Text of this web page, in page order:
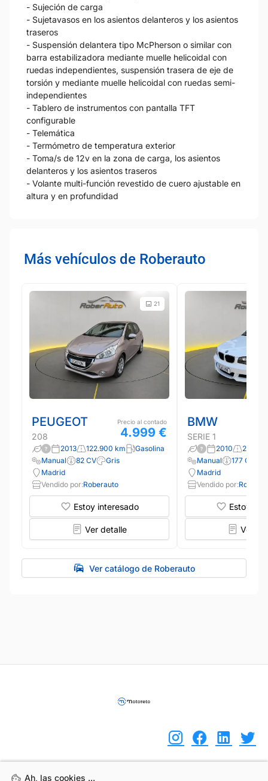
- Sujeción de carga
- Sujetavasos en los asientos delanteros y los asientos
traseros
- Suspensión delantera tipo McPherson o similar con
barra estabilizadora mediante muelle helicoidal con
ruedas independientes, suspensión trasera de eje de
torsión y mediante muelle helicoidal con ruedas semi-
independientes
- Tablero de instrumentos con pantalla TFT
configurable
- Telemática
- Termómetro de temperatura exterior
- Toma/s de 12v en la zona de carga, los asientos
delanteros y los asientos traseros
- Volante multi-función revestido de cuero ajustable en
altura y en profundidad
Más vehículos de Roberauto
21
PEUGEOT
208
Precio al contado
4.999 €
2013 122.900 km
Gasolina
Manual
82 CV
Gris
Madrid
Vendido por:Roberauto
Estoy interesado
Ver detalle
BMW
SERIE 1
2010
Manual
177 CV
Madrid
Vendido por:
Estoy
Ver
Ver catálogo de Roberauto
Ah, las cookies ...
Ah, las cookies ...